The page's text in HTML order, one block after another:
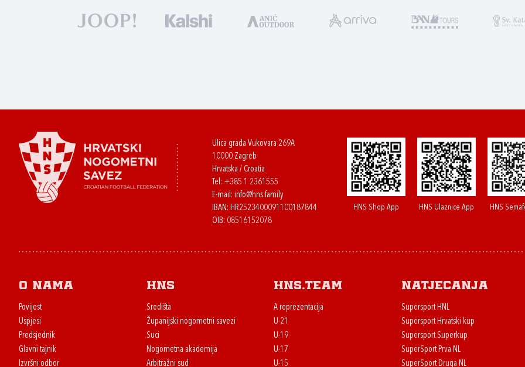
Ulica grada Vukovara 269A
10000 Zagreb
Hrvatska / Croatia
Tel: +385 1 2361555
E-mail: info@hns.family
IBAN: HR2523400091100187844
OIB: 08516152078
HNS Shop App HNS Ulaznice App HNS
O nama
Povijest
Uspjesi
Predsjednik
Glavni tajnik
Izvršni odbor
HNS
Središta
Županijski nogometni savezi
Suci
Nogometna akademija
Arbitražni sud
HNS.team
A reprezentacija
U-21
U-19
U-17
U-15
Natjecanja
Supersport HNL
Supersport Hrvatski kup
Supersport Superkup
SuperSport Prva NL
SuperSport Druga NL